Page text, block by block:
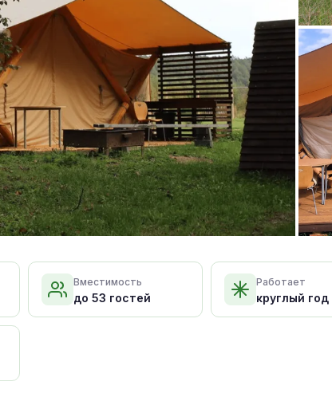
Вместимость
до 53 гостей
Работает
круглый год